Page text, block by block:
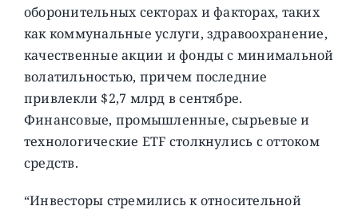
оборонительных секторах и факторах, таких
как коммунальные услуги, здравоохранение,
качественные акции и фонды с минимальной
волатильностью, причем последние
привлекли $2,7 млрд в сентябре.
Финансовые, промышленные, сырьевые и
технологические ETF столкнулись с оттоком
средств.
“Инвесторы стремились к относительной